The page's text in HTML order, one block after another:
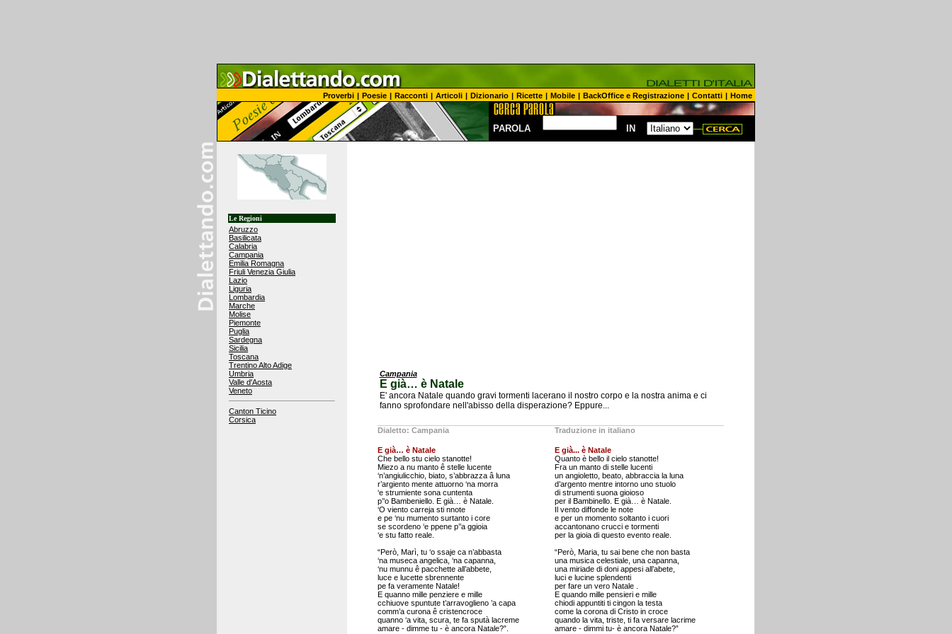
Proverbi | Poesie | Racconti | Articoli | Dizionario | Ricette | Mobile | BackOffice e Registrazione | Contatti | Home
PAROLA IN
Le Regioni
Abruzzo
Basilicata
Calabria
Campania
Emilia Romagna
Friuli Venezia Giulia
Lazio
Liguria
Lombardia
Marche
Molise
Piemonte
Puglia
Sardegna
Sicilia
Toscana
Trentino Alto Adige
Umbria
Valle d'Aosta
Veneto
Canton Ticino
Corsica
Campania
E già… è Natale
E' ancora Natale quando gravi tormenti lacerano il nostro corpo e la nostra anima e ci
fanno sprofondare nell'abisso della disperazione? Eppure...
Dialetto: Campania
E già… è Natale
Che bello stu cielo stanotte!
Miezo a nu manto ê stelle lucente
‘n’angiulicchio, biato, s’abbrazza â luna
r’argiento mente attuorno ‘na morra
‘e strumiente sona cuntenta
p’’o Bambeniello. E già… è Natale.
‘O viento carreja sti nnote
e pe ‘nu mumento surtanto i core
se scordeno ‘e ppene p’’a ggioia
‘e stu fatto reale.
“Però, Marì, tu ‘o ssaje ca n’abbasta
‘na museca angelica, ‘na capanna,
‘nu munnu ê pacchette all’abbete,
luce e lucette sbrennente
pe fa veramente Natale!
E quanno mille penziere e mille
cchiuove spuntute t’arravoglieno ’a capa
comm’a curona ê cristencroce
quanno ‘a vita, scura, te fa sputà lacreme
amare - dimme tu - è ancora Natale?”.
Traduzione in italiano
E già... è Natale
Quanto è bello il cielo stanotte!
Fra un manto di stelle lucenti
un angioletto, beato, abbraccia la luna
d’argento mentre intorno uno stuolo
di strumenti suona gioioso
per il Bambinello. E già… è Natale.
Il vento diffonde le note
e per un momento soltanto i cuori
accantonano crucci e tormenti
per la gioia di questo evento reale.
“Però, Maria, tu sai bene che non basta
una musica celestiale, una capanna,
una miriade di doni appesi all’abete,
luci e lucine splendenti
per fare un vero Natale .
E quando mille pensieri e mille
chiodi appuntiti ti cingon la testa
come la corona di Cristo in croce
quando la vita, triste, ti fa versare lacrime
amare - dimmi tu- è ancora Natale?”